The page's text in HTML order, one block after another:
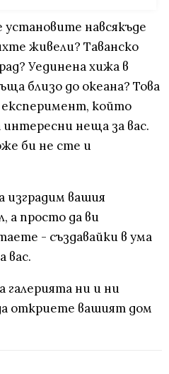
навсякъде
живели? Таванско
Уединена хижа в
близо до океана? Това
който
неща за вас.
би не сте и
изградим вашия
а просто да ви
- създавайки в ума
вас.
галерията ни и ни
откриете вашият дом